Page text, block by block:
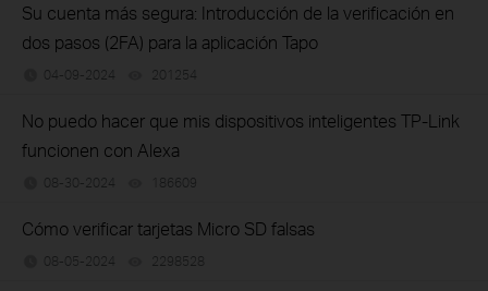
Su cuenta más segura: Introducción de la verificación en
dos pasos (2FA) para la aplicación Tapo
04-09-2024 201254
No puedo hacer que mis dispositivos inteligentes TP-Link
funcionen con Alexa
08-30-2024 186609
Cómo verificar tarjetas Micro SD falsas
08-05-2024 2298528